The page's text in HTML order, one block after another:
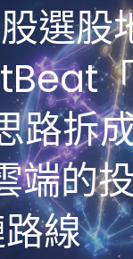
選股
路拆
端的
線